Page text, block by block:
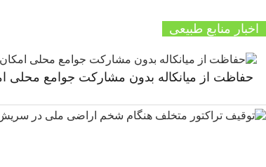
اخبار منابع طبیعی
حفاظت از میانکاله بدون مشارکت جوامع محلی